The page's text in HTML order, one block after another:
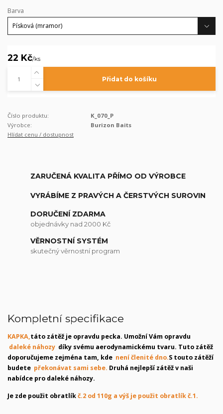
Barva
22 Kč/ks
Přidat do košíku
Číslo produktu:
K_070_P
Výrobce:
Burizon Baits
Hlídat cenu / dostupnost
ZARUČENÁ KVALITA PŘÍMO OD VÝROBCE
VYRÁBÍME Z PRAVÝCH A ČERSTVÝCH SUROVIN
DORUČENÍ ZDARMA
objednávky nad 2000 Kč
VĚRNOSTNÍ SYSTÉM
skutečný věrnostní program
Kompletní specifikace
KAPKA,táto zátěž je opravdu pecka. Umožní Vám opravdu
daleké náhozy díky svému aerodynamickému tvaru. Tuto zátěž
doporučujeme zejména tam, kde není členité dno.S touto zátěží
budete překonávat sami sebe. Druhá nejlepší zátěž v naši
nabídce pro daleké náhozy.
Je zde použit obratlíkč.2 od 110g a výš je použit obratlík č.1.